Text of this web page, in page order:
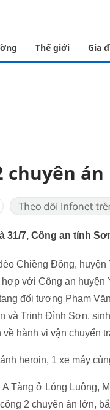
Thế giới Gia
chuyên
31/7, Công an tỉnh
Chiềng Đông,
với Công an huyện
đối tượng Phạm
và Trịnh Đình Sơn,
hành vi vận chuyển
heroin, 1 xe máy
A Tàng ở Lóng Luông,
2 chuyên án lớn,